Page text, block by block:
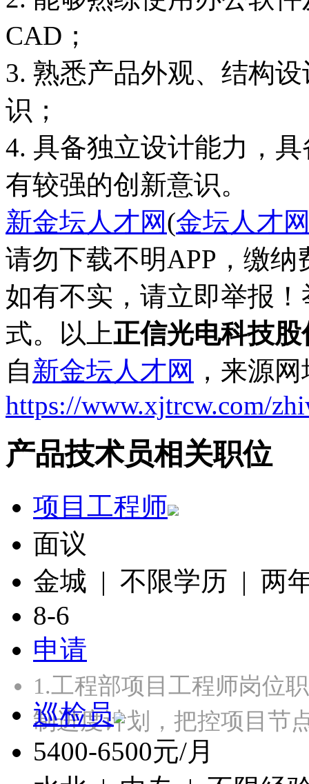
CAD；
3. 熟悉产品外观、结构
识；
4. 具备独立设计能力，
有较强的创新意识。
新金坛人才网(金坛人才
请勿下载不明APP，缴
如有不实，请立即举报
式。以上正信光电科技
自新金坛人才网 ，来源
https://www.xjtrcw.com/
产品技术员相关职位
项目工程师
面议
金城 | 不限学历 | 两
8-6
申请
1.工程部项目工程师岗位
制进度计划，把控项目
巡检员
5400-6500元/月